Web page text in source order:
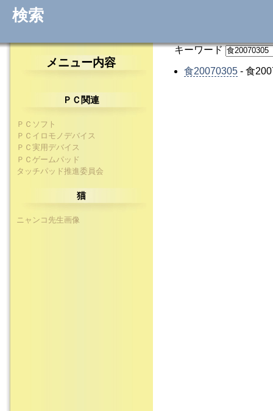
検索
キーワード
食20070305- 食
メニュー内容
ＰＣ関連
ＰＣソフト
ＰＣイロモノデバイス
ＰＣ実用デバイス
ＰＣゲームパッド
タッチパッド推進委員会
猫
ニャンコ先生画像